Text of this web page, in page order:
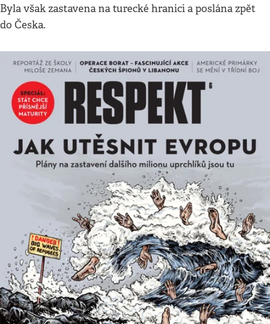
Byla však zastavena na turecké hranici a poslána zpět
do Česka.